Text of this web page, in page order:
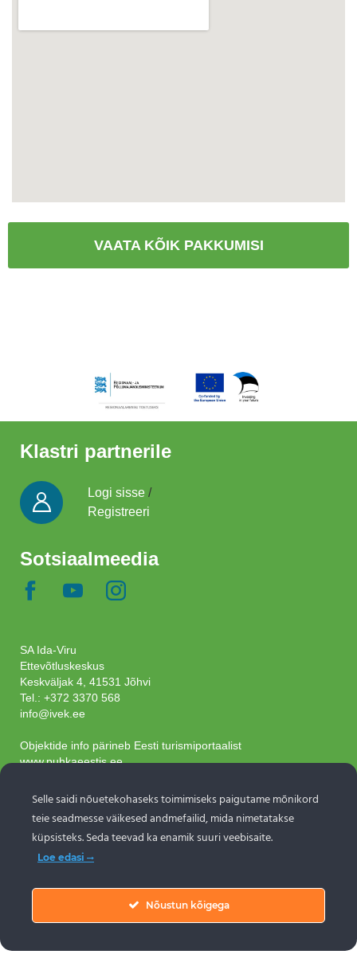
VAATA KÕIK PAKKUMISI
Klastri partnerile
Logi sisse /
Registreeri
Sotsiaalmeedia
SA Ida-Viru
Ettevõtluskeskus
Keskväljak 4, 41531 Jõhvi
Tel.: +372 3370 568
info@ivek.ee
Objektide info pärineb Eesti turismiportaalist
www.puhkaeestis.ee
Liitu uudiskirjaga
Selle saidi nõuetekohaseks toimimiseks paigutame mõnikord
teie seadmesse väikesed andmefailid, mida nimetatakse
küpsisteks. Seda teevad ka enamik suuri veebisaite.
Loe edasi
Nõustun kõigega